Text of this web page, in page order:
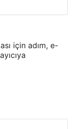
için adım, e-